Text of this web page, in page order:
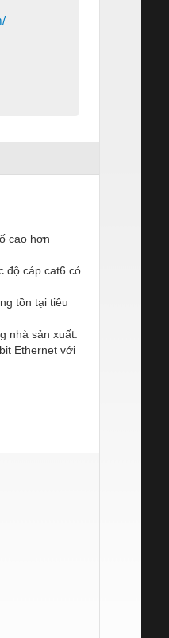
cao hơn
độ cáp cat6 có
tồn tại tiêu
nhà sản xuất.
Ethernet với